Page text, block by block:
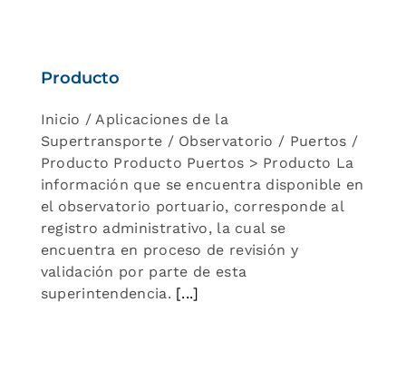
Producto
Inicio / Aplicaciones de la
Supertransporte / Observatorio / Puertos /
Producto Producto Puertos > Producto La
información que se encuentra disponible en
el observatorio portuario, corresponde al
registro administrativo, la cual se
encuentra en proceso de revisión y
validación por parte de esta
superintendencia. [...]